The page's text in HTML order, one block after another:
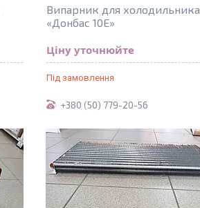
Випарник для холодильника
«Донбас 10Е»
Ціну уточнюйте
Під замовлення
+380 (50) 779-20-56